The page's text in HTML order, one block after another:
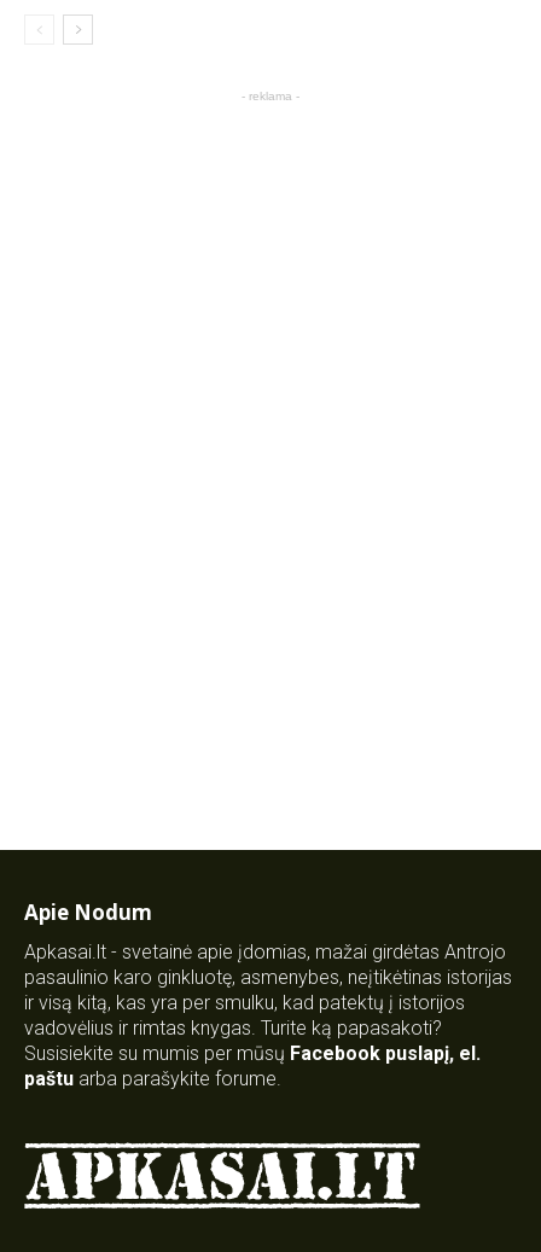
- reklama -
Apie Nodum
Apkasai.lt - svetainė apie įdomias, mažai girdėtas Antrojo
pasaulinio karo ginkluotę, asmenybes, neįtikėtinas istorijas
ir visą kitą, kas yra per smulku, kad patektų į istorijos
vadovėlius ir rimtas knygas. Turite ką papasakoti?
Susisiekite su mumis per mūsų Facebook puslapį, el.
paštu arba parašykite forume.